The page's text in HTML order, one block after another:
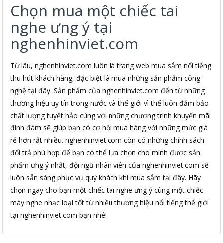
Chọn mua một chiếc tai
nghe ưng ý tại
nghenhinviet.com
Từ lâu, nghenhinviet.com luôn là trang web mua sắm nổi tiếng
thu hút khách hàng, đặc biệt là mua những sản phẩm công
nghệ tại đây. Sản phẩm của nghenhinviet.com đến từ những
thương hiệu uy tín trong nước và thế giới vì thế luôn đảm bảo
chất lượng tuyệt hảo cùng với những chương trình khuyến mãi
đình đám sẽ giúp bạn có cơ hội mua hàng với những mức giá
rẻ hơn rất nhiều. nghenhinviet.com còn có những chính sách
đổi trả phù hợp để bạn có thể lựa chọn cho mình được sản
phẩm ưng ý nhất, đội ngũ nhân viên của nghenhinviet.com sẽ
luôn sẵn sàng phục vụ quý khách khi mua sắm tại đây. Hãy
chọn ngay cho bạn một chiếc tai nghe ưng ý cùng một chiếc
máy nghe nhạc loại tốt từ nhiều thương hiệu nổi tiếng thế giới
tại nghenhinviet.com bạn nhé!